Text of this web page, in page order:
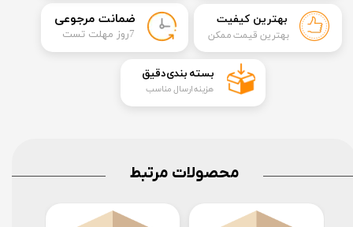
​ضمانت مرجوعی
​7روز مهلت تست
بهترین کیفیت
بهترین قیمت ممکن
​بسته بندی دقیق​​​​​​​
هزینه ارسال مناسب
محصولات مرتبط